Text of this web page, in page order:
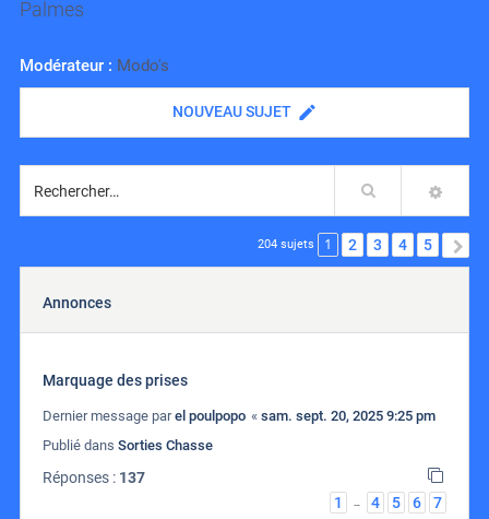
Palmes
Modérateur : Modo's
NOUVEAU SUJET
Rechercher
204 sujets 1 2 3 4 5
Annonces
Marquage des prises
Dernier message parel poulpopo « sam. sept. 20, 2025 9:25 pm
Publié dans Sorties Chasse
Réponses : 137
1
4 5 6 7